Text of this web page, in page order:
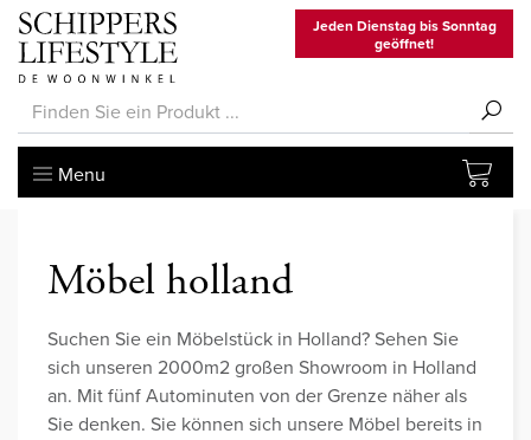
Jeden Dienstag bis Sonntag
geöffnet!
Menu
Möbel holland
Suchen Sie ein Möbelstück in Holland? Sehen Sie
sich unseren 2000m2 großen Showroom in Holland
an. Mit fünf Autominuten von der Grenze näher als
Sie denken. Sie können sich unsere Möbel bereits in